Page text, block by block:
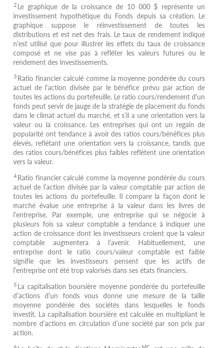
2 Le graphique de la croissance de 10 000 $ représente un
investissement hypothétique du Fonds depuis sa création. Le
graphique suppose le réinvestissement de toutes les
distributions et est net des frais. Le taux de rendement indiqué
n'est utilisé que pour illustrer les effets du taux de croissance
composé et ne vise pas à refléter les valeurs futures ou le
rendement des investissements.
3 Ratio financier calculé comme la moyenne pondérée du cours
actuel de l'action divisée par le bénéfice prévu par action de
toutes les actions du portefeuille. Le ratio cours/rendement d'un
fonds peut servir de jauge de la stratégie de placement du fonds
dans le climat actuel du marché, et s'il a une orientation vers la
valeur ou la croissance. Les entreprises qui ont un regain de
popularité ont tendance à avoir des ratios cours/bénéfices plus
élevés, reflétant une orientation vers la croissance, tandis que
des ratios cours/bénéfices plus faibles reflètent une orientation
vers la valeur.
4 Ratio financier calculé comme la moyenne pondérée du cours
actuel de l’action divisée par la valeur comptable par action de
toutes les actions du portefeuille. Il compare la façon dont le
marché évalue une entreprise à la valeur dans les livres de
l’entreprise. Par exemple, une entreprise qui se négocie à
plusieurs fois sa valeur comptable a tendance à indiquer une
action de croissance dont les investisseurs croient que la valeur
comptable augmentera à l’avenir. Habituellement, une
entreprise dont le ratio cours/valeur comptable est faible
signifie que les investisseurs pensent que les actifs de
l’entreprise ont été trop valorisés dans ses états financiers.
5 La capitalisation boursière moyenne pondérée du portefeuille
d’actions d’un fonds vous donne une mesure de la taille
moyenne pondérée des sociétés dans lesquelles le fonds
investit. La capitalisation boursière est calculée en multipliant le
nombre d’actions en circulation d’une société par son prix par
action.